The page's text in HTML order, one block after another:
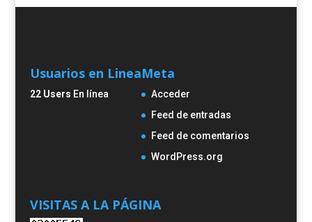
Usuarios en Linea
22 Users En línea
Meta
Acceder
Feed de entradas
Feed de comentarios
WordPress.org
VISITAS A LA PÁGINA